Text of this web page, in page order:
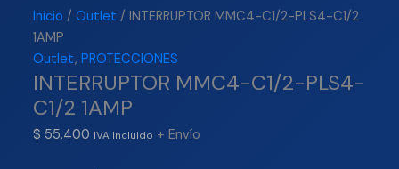
Inicio /Outlet / INTERRUPTOR MMC4-C1/2-PLS4-C1/2
1AMP
Outlet,PROTECCIONES
INTERRUPTOR MMC4-C1/2-PLS4-
C1/2 1AMP
$ 55.400 IVA Incluido + Envío